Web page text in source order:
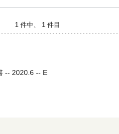
1 件中、 1 件目
-- 2020.6 -- E